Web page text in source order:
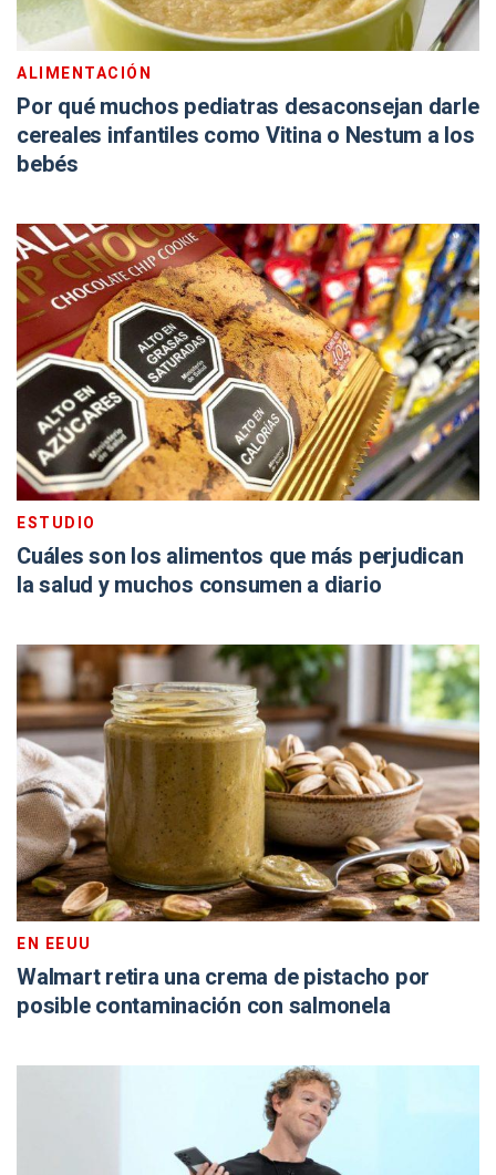
ALIMENTACIÓN
Por qué muchos pediatras desaconsejan darle
cereales infantiles como Vitina o Nestum a los
bebés
ESTUDIO
Cuáles son los alimentos que más perjudican
la salud y muchos consumen a diario
EN EEUU
Walmart retira una crema de pistacho por
posible contaminación con salmonela